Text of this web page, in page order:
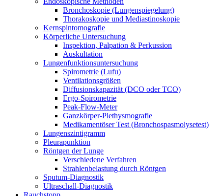
Bronchoskopie (Lungenspiegelung)
Thorakoskopie und Mediastinoskopie
Kernspintomografie
Körperliche Untersuchung
Inspektion, Palpation & Perkussion
Auskultation
Lungenfunktionsuntersuchung
Spirometrie (Lufu)
Ventilationsgrößen
Diffusionskapazität (DCO oder TCO)
Ergo-Spirometrie
Peak-Flow-Meter
Ganzkörper-Plethysmografie
Medikamentöser Test (Bronchospasmolysetest)
Lungenszintigramm
Pleurapunktion
Röntgen der Lunge
Verschiedene Verfahren
Strahlenbelastung durch Röntgen
Sputum-Diagnostik
Ultraschall-Diagnostik